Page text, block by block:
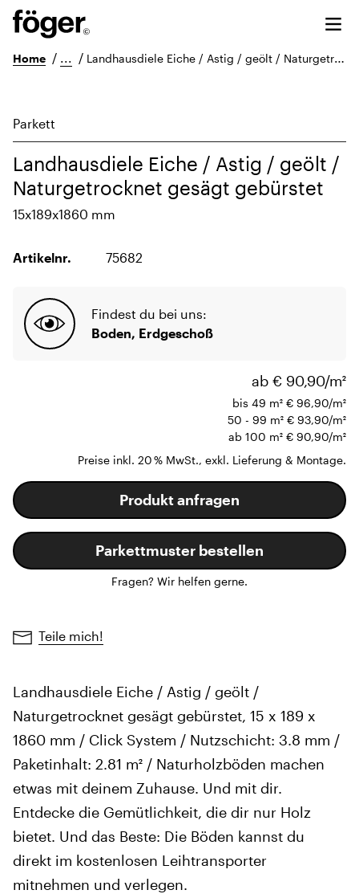
Home / ... / Landhausdiele Eiche / Astig / geölt / Naturgetrocknet gesägt gebürstet
Parkett
Landhausdiele Eiche / Astig / geölt /
Naturgetrocknet gesägt gebürstet
15x189x1860 mm
Artikelnr. 75682
Findest du bei uns:
Boden, Erdgeschoß
ab € 90,90/m²
bis 49 m² € 96,90/m²
50 - 99 m² € 93,90/m²
ab 100 m² € 90,90/m²
Preise inkl. 20 % MwSt., exkl. Lieferung & Montage.
Produkt anfragen
Parkettmuster bestellen
Fragen? Wir helfen gerne.
Teile mich!
Landhausdiele Eiche / Astig / geölt /
Naturgetrocknet gesägt gebürstet, 15 x 189 x
1860 mm / Click System / Nutzschicht: 3.8 mm /
Paketinhalt: 2.81 m² / Naturholzböden machen
etwas mit deinem Zuhause. Und mit dir.
Entdecke die Gemütlichkeit, die dir nur Holz
bietet. Und das Beste: Die Böden kannst du
direkt im kostenlosen Leihtransporter
mitnehmen und verlegen.